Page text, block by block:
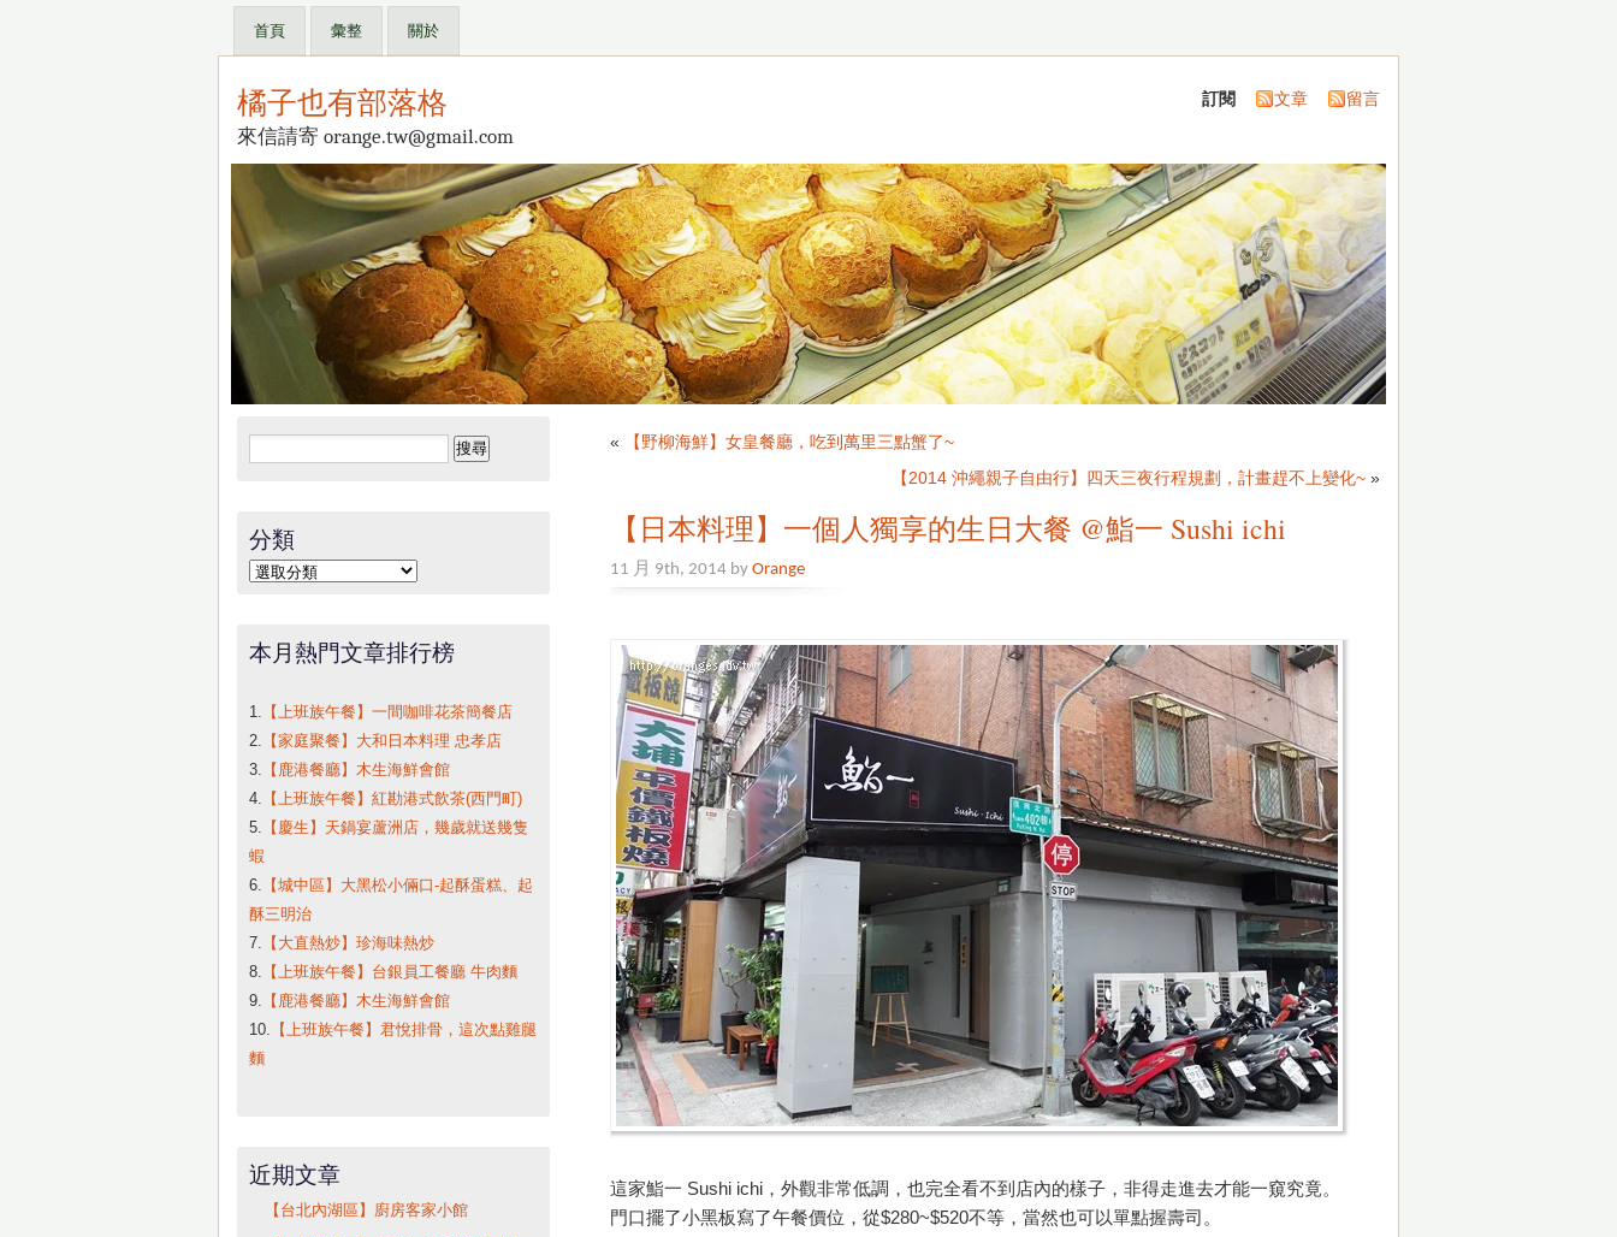
首頁 彙整 關於
橘子也有部落格
來信請寄 orange.tw@gmail.com
訂閱 文章 留言
«
【野柳海鮮】女皇餐廳，吃到萬里三點蟹了~
【2014 沖繩親子自由行】四天三夜行程規劃，計畫趕不上變化~ »
【日本料理】一個人獨享的生日大餐 @鮨一 Sushi ichi
11 月 9th, 2014 byOrange
這家鮨一 Sushi ichi，外觀非常低調，也完全看不到店內的樣子，非得走進去才能一窺究竟。
門口擺了小黑板寫了午餐價位，從$280~$520不等，當然也可以單點握壽司。
搜
尋
字:
分類
分
本月熱門文章排行榜
1. 【上班族午餐】一間咖啡花茶簡餐店
2. 【家庭聚餐】大和日本料理 忠孝店
3. 【鹿港餐廳】木生海鮮會館
4. 【上班族午餐】紅勘港式飲茶(西門町)
5. 【慶生】天鍋宴蘆洲店，幾歲就送幾隻
蝦
6. 【城中區】大黑松小倆口-起酥蛋糕、起
酥三明治
7. 【大直熱炒】珍海味熱炒
8. 【上班族午餐】台銀員工餐廳 牛肉麵
9. 【鹿港餐廳】木生海鮮會館
10. 【上班族午餐】君悅排骨，這次點雞腿
麵
近期文章
【台北內湖區】廚房客家小館